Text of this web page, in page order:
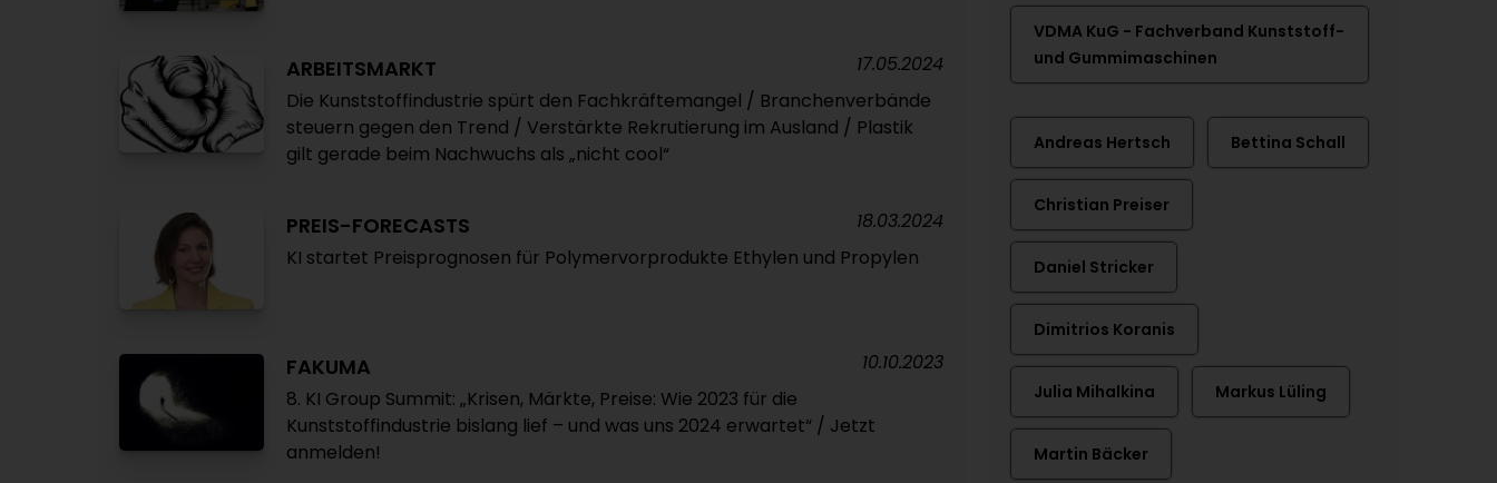
ARBEITSMARKT
Die Kunststoffindustrie spürt den Fachkräftemangel / Branchenverbände
steuern gegen den Trend / Verstärkte Rekrutierung im Ausland / Plastik
gilt gerade beim Nachwuchs als „nicht cool“
17.05.2024
PREIS-FORECASTS
KI startet Preisprognosen für Polymervorprodukte Ethylen und Propylen
18.03.2024
FAKUMA
8. KI Group Summit: „Krisen, Märkte, Preise: Wie 2023 für die
Kunststoffindustrie bislang lief – und was uns 2024 erwartet“ / Jetzt
anmelden!
10.10.2023
VDMA KuG - Fachverband Kunststoff-
und Gummimaschinen
Andreas Hertsch Bettina Schall
Christian Preiser
Daniel Stricker
Dimitrios Koranis
Julia Mihalkina Markus Lüling
Martin Bäcker